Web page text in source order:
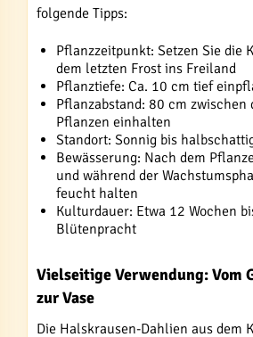
folgende Tipps:
Pflanzzeitpunkt: Setzen Sie die
dem letzten Frost ins Freiland
Pflanztiefe: Ca. 10 cm tief
Pflanzabstand: 80 cm zwischen
Pflanzen einhalten
Standort: Sonnig bis
Bewässerung: Nach dem
und während der
feucht halten
Kulturdauer: Etwa 12 Wochen
Blütenpracht
Vielseitige Verwendung: Vom
zur Vase
Die Halskrausen-Dahlien aus dem